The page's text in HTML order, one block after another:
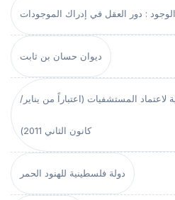
: دور العقل في إدراك الموجودات
ديوان حسان بن ثابت
لاعتماد المستشفيات (اعتباراً من يناير/
كانون الثاني 2011)
دولة فلسطينية للهنود الحمر